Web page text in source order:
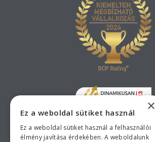
×
Ez a weboldal sütiket használ
Ez a weboldal sütiket használ a felhasználói
élmény javítása érdekében. A weboldalunk